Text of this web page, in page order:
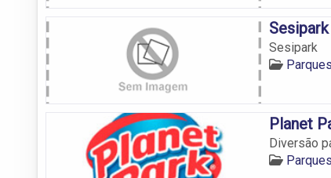
Sesipark
Sesipark
Planet
Diversão